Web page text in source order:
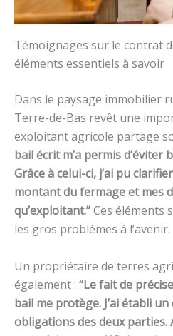
Témoignages sur le contrat
éléments essentiels à savoir
Dans le paysage immobilier
Terre-de-Bas revêt une
exploitant agricole partage
bail écrit m’a permis d’éviter
Grâce à celui-ci, j’ai pu
montant du fermage et mes
qu’exploitant.”Ces éléments
les gros problèmes à l’avenir.
Un propriétaire de terres
également : “Le fait de
bail me protège. J’ai établi
obligations des deux parties.